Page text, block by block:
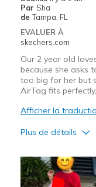
Sizing
View On Shoes
Par Sha
de Tampa, FL
EVALUER À
skechers.com
Our 2 year old
because she asks
too big for her but
AirTag fits
Afficher la
Plus de détails
Comfortable